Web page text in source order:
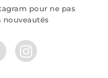
pour ne pas
nouveautés